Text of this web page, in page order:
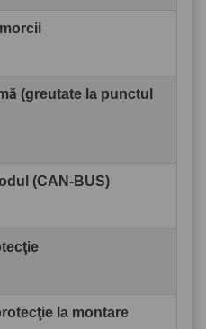
(greutate la punctul
(CAN-BUS)
la montare